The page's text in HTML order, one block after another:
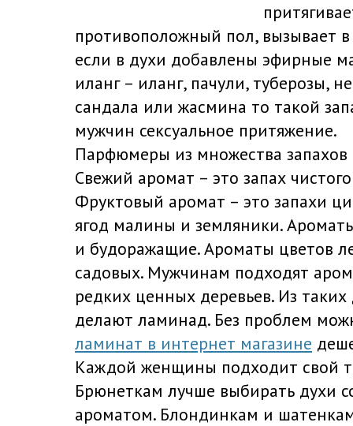
противоположный пол, вызывает
если в духи добавлены эфирные
иланг – иланг, пачули, туберозы,
сандала или жасмина то такой
мужчин сексуальное притяжение.
Парфюмеры из множества запахов
Свежий аромат – это запах
Фруктовый аромат – это запахи
ягод малины и земляники.
и будоражащие. Ароматы цветов
садовых. Мужчинам подходят
редких ценных деревьев. Из
делают ламинад. Без проблем
ламинат в интернет магазине
Каждой женщины подходит свой
Брюнеткам лучше выбирать духи
ароматом. Блондинкам и